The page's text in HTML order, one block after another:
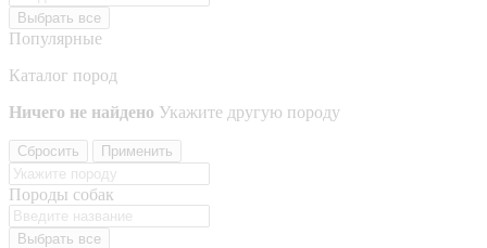
Выбрать все
Популярные
Каталог пород
Ничего не найдено Укажите другую породу
Сбросить Применить
Породы собак
Выбрать все